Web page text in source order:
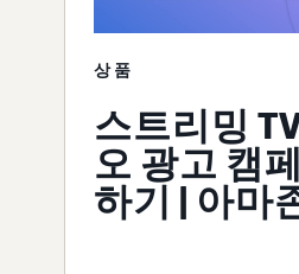
상품
스트리밍
오 광고 캠
하기 | 아마